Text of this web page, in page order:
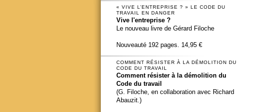
« VIVE L’ENTREPRISE ? » LE CODE DU
TRAVAIL EN DANGER
Vive l'entreprise ?
Le nouveau livre de Gérard Filoche
Nouveauté 192 pages. 14,95 €
COMMENT RÉSISTER À LA DÉMOLITION DU
CODE DU TRAVAIL
Comment résister à la démolition du
Code du travail
(G. Filoche, en collaboration avec Richard
Abauzit.)